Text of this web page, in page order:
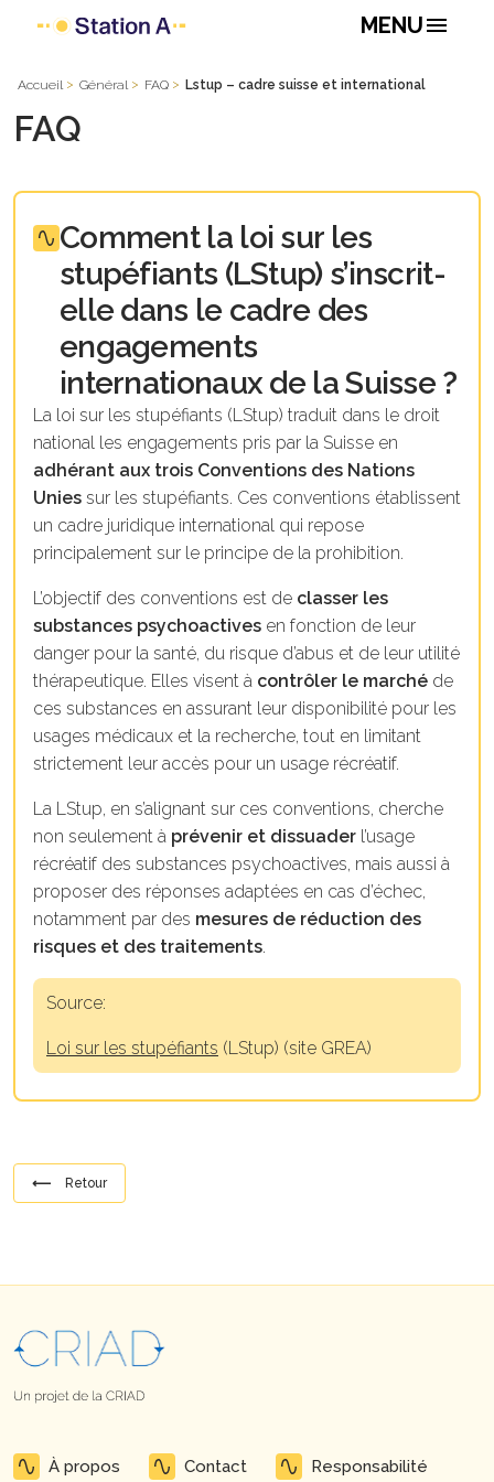
MENUmenu
Accueil Général FAQ Lstup – cadre suisse et international
FAQ
Comment la loi sur les
stupéfiants (LStup) s’inscrit-
elle dans le cadre des
engagements
internationaux de la Suisse ?
La loi sur les stupéfiants (LStup) traduit dans le droit
national les engagements pris par la Suisse en
adhérant aux trois Conventions des Nations
Unies sur les stupéfiants. Ces conventions établissent
un cadre juridique international qui repose
principalement sur le principe de la prohibition.
L’objectif des conventions est de classer les
substances psychoactives en fonction de leur
danger pour la santé, du risque d’abus et de leur utilité
thérapeutique. Elles visent à contrôler le marché de
ces substances en assurant leur disponibilité pour les
usages médicaux et la recherche, tout en limitant
strictement leur accès pour un usage récréatif.
La LStup, en s’alignant sur ces conventions, cherche
non seulement à prévenir et dissuader l’usage
récréatif des substances psychoactives, mais aussi à
proposer des réponses adaptées en cas d’échec,
notamment par des mesures de réduction des
risques et des traitements.
Source:
Loi sur les stupéfiants (LStup) (site GREA)
⟵ Retour
À propos Contact Responsabilité